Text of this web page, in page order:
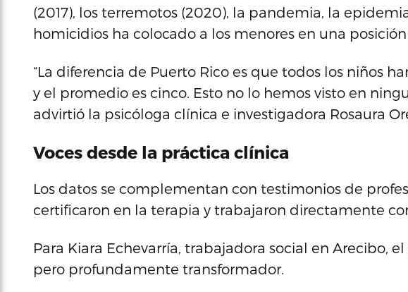
(2017), los terremotos (2020), la pandemia, la
homicidios ha colocado a los menores en una
“La diferencia de Puerto Rico es que todos los niños
y el promedio es cinco. Esto no lo hemos visto en
advirtió la psicóloga clínica e investigadora Rosaura
Voces desde la práctica clínica
Los datos se complementan con testimonios de
certificaron en la terapia y trabajaron directamente
Para Kiara Echevarría, trabajadora social en Arecibo,
pero profundamente transformador.